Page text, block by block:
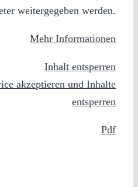
weitergegeben werden.
Mehr Informationen
Inhalt entsperren
akzeptieren und Inhalte
entsperren
Pdf